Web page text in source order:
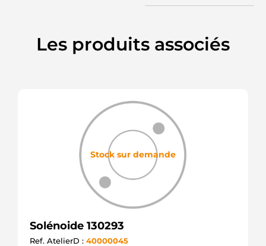
KRAUF
054.001.275.036
PSH
Les produits associés
Stock sur demande
Solénoide 130293
Ref. AtelierD : 40000045